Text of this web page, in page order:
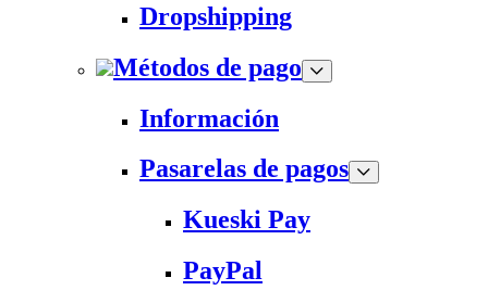
Dropshipping
Métodos de pago
Información
Pasarelas de pagos
Kueski Pay
PayPal